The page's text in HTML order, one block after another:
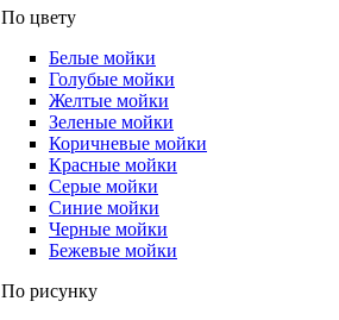
По цвету
Белые мойки
Голубые мойки
Желтые мойки
Зеленые мойки
Коричневые мойки
Красные мойки
Серые мойки
Синие мойки
Черные мойки
Бежевые мойки
По рисунку